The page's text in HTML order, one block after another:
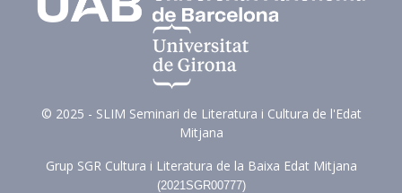
© 2025 - SLIM Seminari de Literatura i Cultura de l'Edat
Mitjana
Grup SGR Cultura i Literatura de la Baixa Edat Mitjana
(2021SGR00777)